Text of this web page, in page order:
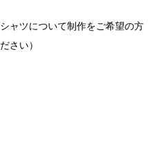
ャツについて制作をご希望の方
さい）